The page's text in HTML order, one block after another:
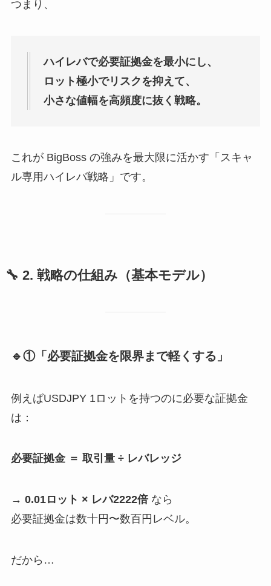
つまり、
ハイレバで必要証拠金を最小にし、
ロット極小でリスクを抑えて、
小さな値幅を高頻度に抜く戦略。
これが BigBoss の強みを最大限に活かす「スキャ
ル専用ハイレバ戦略」です。
🔧 2. 戦略の仕組み（基本モデル）
🔹①「必要証拠金を限界まで軽くする」
例えばUSDJPY 1ロットを持つのに必要な証拠金
は：
必要証拠金 ＝ 取引量 ÷ レバレッジ
→ 0.01ロット × レバ2222倍なら
必要証拠金は数十円〜数百円レベル。
だから…